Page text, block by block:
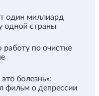
один миллиард
одной страны
по очистке
болезнь»:
фильм о депрессии